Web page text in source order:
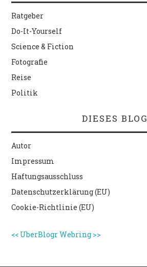
Ratgeber
Do-It-Yourself
Science & Fiction
Fotografie
Reise
Politik
DIESES BLOG
Autor
Impressum
Haftungsausschluss
Datenschutzerklärung (EU)
Cookie-Richtlinie (EU)
<< UberBlogr Webring >>